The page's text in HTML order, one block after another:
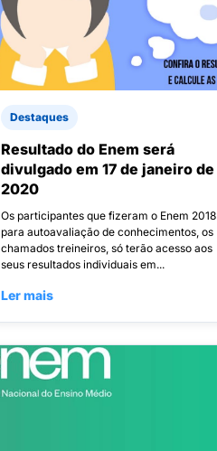
Destaques
Resultado do Enem será
divulgado em 17 de janeiro de
2020
Os participantes que fizeram o Enem 2018
para autoavaliação de conhecimentos, os
chamados treineiros, só terão acesso aos
seus resultados individuais em...
Ler mais